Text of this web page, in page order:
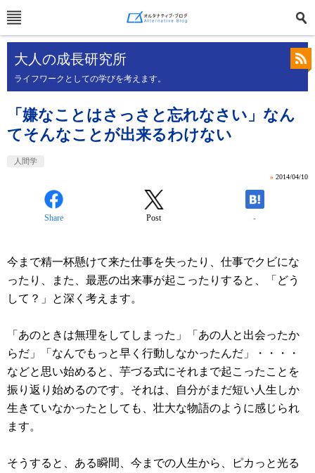
大人の成長研究所
ライフワークとしての学びを考えます。
「嫌なことはさっさと忘れなさい」なん
てそんなことが出来るわけない
人間学
» 2014/04/10
Share Post -
今まで精一杯懸けて来た仕事を失ったり、仕事でクビにな
ったり、また、最悪の出来事が起こったりすると、「どう
して？」と深く考えます。
「あのときは無理をしてしまった」「あの人と出会ったか
らだ」「なんでもっと早く行動しなかったんだ」・・・・
などと思い始めると、芋づる式にそれまで起こったことを
振り返り始めるのです。それは、自分がまだ短い人生しか
生きていなかったとしても、壮大な物語のように感じられ
ます。
そうすると、ある瞬間、今までの人生から、ピカっと光る